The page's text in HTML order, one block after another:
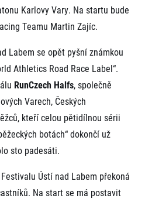
partneři
Karlovy Vary. Na startu bude
Teamu Martin Zajíc.
Labem se opět pyšní známkou
Athletics Road Race Label“.
RunCzech Halfs, společně
Varech, Českých
kteří celou pětidílnou sérii
botách“ dokončí už
sto padesáti.
Ústí nad Labem překoná
Na start se má postavit